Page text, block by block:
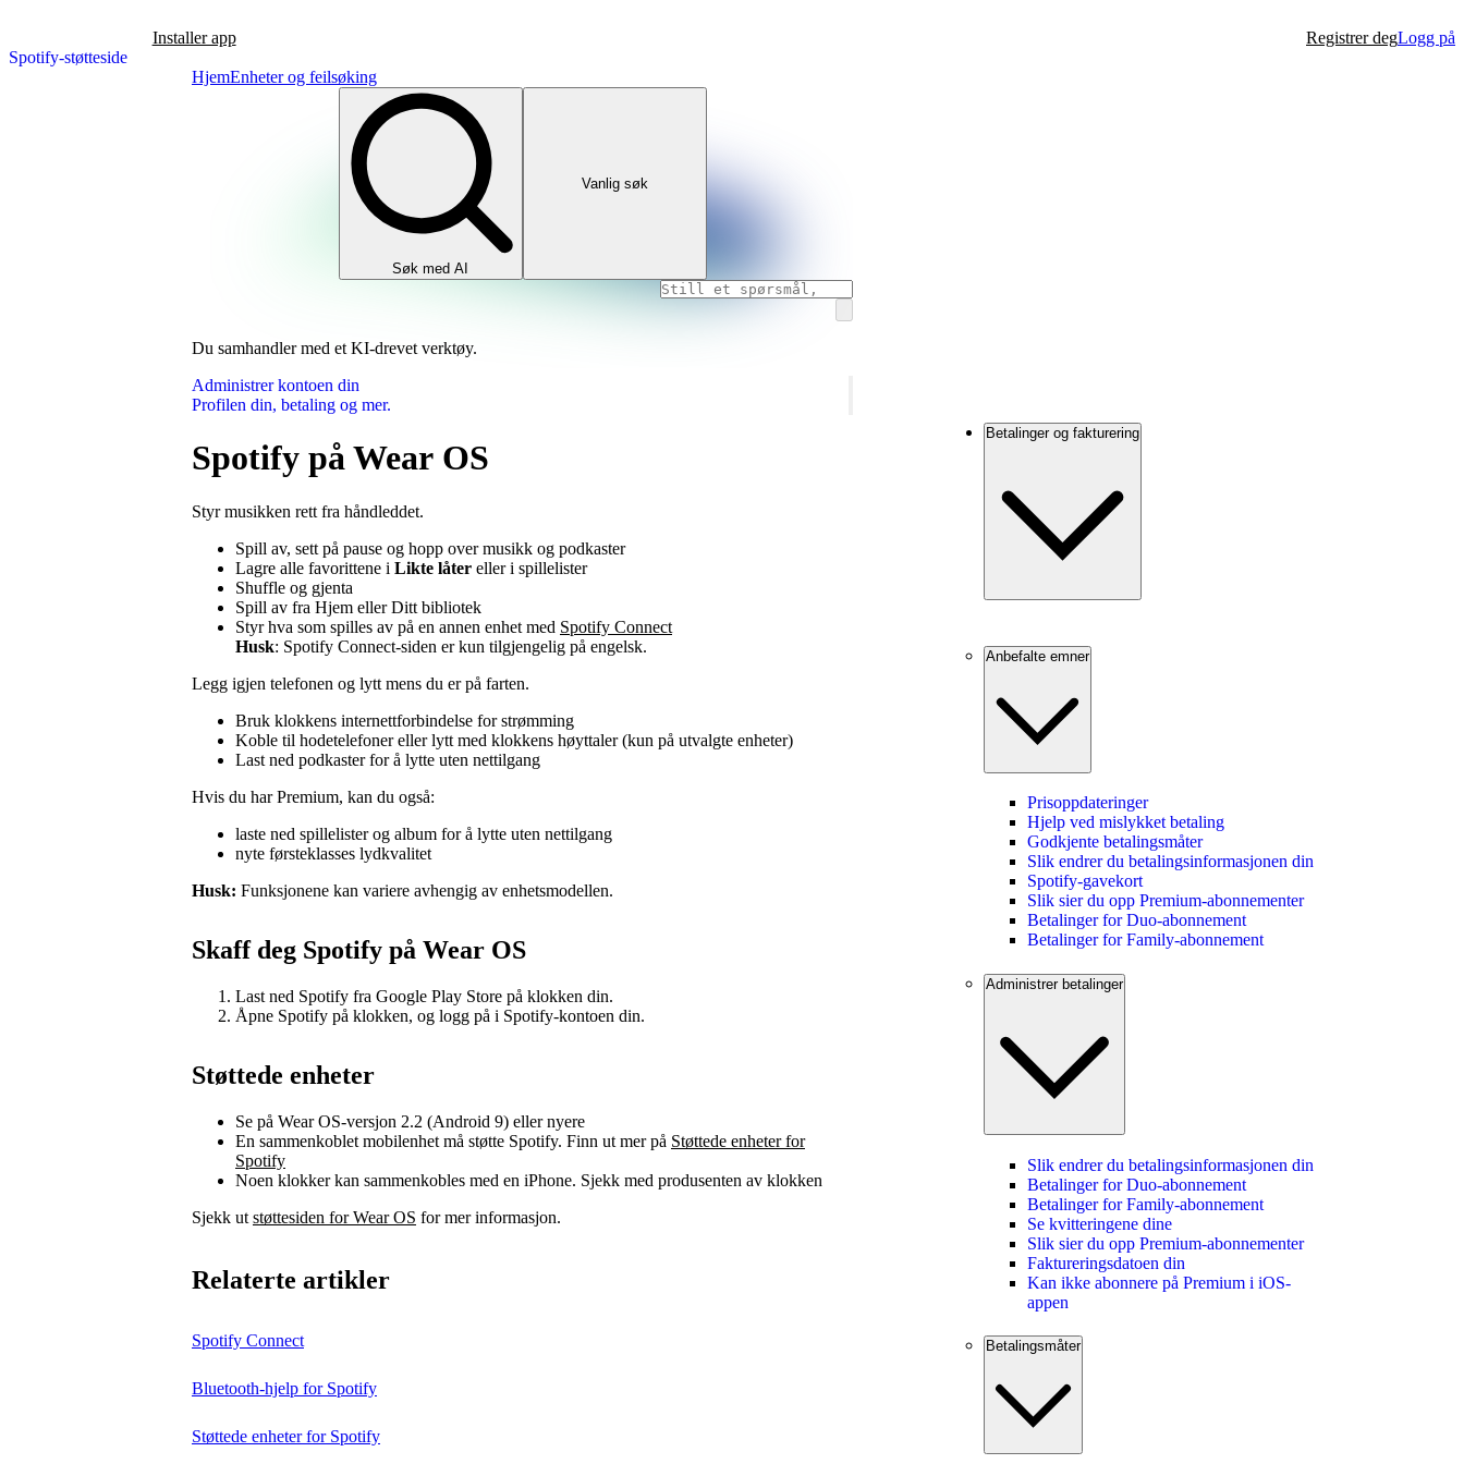
Spotify-støtteside
Installer app Registrer degLogg på
HjemEnheter og feilsøking
Søk med AI
Vanlig søk
Du samhandler med et KI-drevet verktøy.
Administrer kontoen din
Profilen din, betaling og mer.
Spotify på Wear OS
Styr musikken rett fra håndleddet.
Spill av, sett på pause og hopp over musikk og podkaster
Lagre alle favorittene i Likte låter eller i spillelister
Shuffle og gjenta
Spill av fra Hjem eller Ditt bibliotek
Styr hva som spilles av på en annen enhet med Spotify Connect
Husk: Spotify Connect-siden er kun tilgjengelig på engelsk.
Legg igjen telefonen og lytt mens du er på farten.
Bruk klokkens internettforbindelse for strømming
Koble til hodetelefoner eller lytt med klokkens høyttaler (kun på utvalgte enheter)
Last ned podkaster for å lytte uten nettilgang
Hvis du har Premium, kan du også:
laste ned spillelister og album for å lytte uten nettilgang
nyte førsteklasses lydkvalitet
Husk: Funksjonene kan variere avhengig av enhetsmodellen.
Skaff deg Spotify på Wear OS
Last ned Spotify fra Google Play Store på klokken din.
Åpne Spotify på klokken, og logg på i Spotify-kontoen din.
Støttede enheter
Se på Wear OS-versjon 2.2 (Android 9) eller nyere
En sammenkoblet mobilenhet må støtte Spotify. Finn ut mer på Støttede enheter for
Spotify
Noen klokker kan sammenkobles med en iPhone. Sjekk med produsenten av klokken
Sjekk ut støttesiden for Wear OS for mer informasjon.
Relaterte artikler
Spotify Connect
Bluetooth-hjelp for Spotify
Støttede enheter for Spotify
Betalinger og fakturering
Anbefalte emner
Prisoppdateringer
Hjelp ved mislykket betaling
Godkjente betalingsmåter
Slik endrer du betalingsinformasjonen din
Spotify-gavekort
Slik sier du opp Premium-abonnementer
Betalinger for Duo‑abonnement
Betalinger for Family‑abonnement
Administrer betalinger
Slik endrer du betalingsinformasjonen din
Betalinger for Duo‑abonnement
Betalinger for Family‑abonnement
Se kvitteringene dine
Slik sier du opp Premium-abonnementer
Faktureringsdatoen din
Kan ikke abonnere på Premium i iOS-
appen
Betalingsmåter